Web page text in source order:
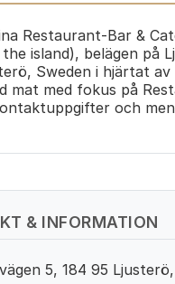
Restaurant-Bar &
island), belägen på
Sweden i hjärtat av
mat med fokus på
och
& INFORMATION
5, 184 95